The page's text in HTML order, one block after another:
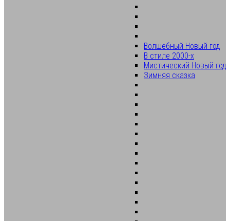
Волшебный Новый год
В стиле 2000-х
Мистический Новый год
Зимняя сказка